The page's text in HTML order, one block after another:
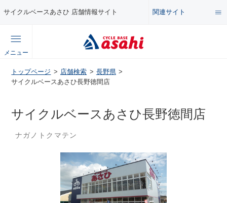
サイクルベースあさひ 店舗情報サイト 関連サイト
総合サイト
公式オンラインストア
企業情報サイト
店舗情報サイト
メニュー
コンテンツ
メンテナンス・カスタム講座
自転車・パーツの使い方・選び方
トップページ 店舗検索
長野県
サイクルベースあさひ長野徳間店
サイクルベースあさひ長野徳間店
ナガノトクマテン